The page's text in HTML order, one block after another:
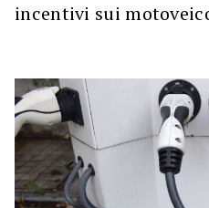
incentivi sui